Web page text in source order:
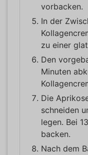
vorbacken.
In der
zu einer
Den
Minuten
Die
schneiden
legen. Bei
backen.
Nach dem